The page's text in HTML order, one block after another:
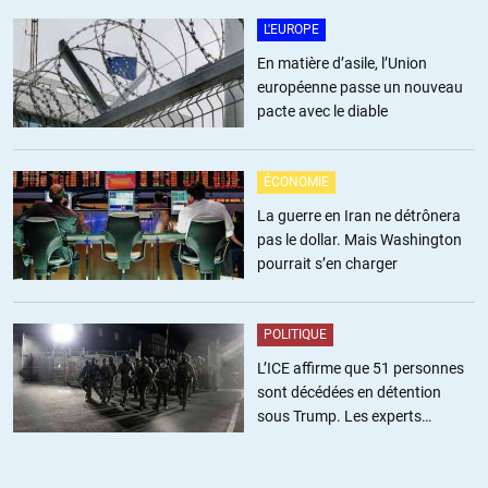
lupo//15.01.2018 à 08h22
le terme démocratie est pas assez explicite …
S’agit-il d’une démocratie directe telle que Suisse et Suède?
Le vote devrait rassembler plus de 70% des voix … à près de 50%
Ou de démocratie représentative ?
Encore faudrait-il une égalité dans la représentation des personnes,
pas juste que ce soit les plus médiatisés qui l’emportent …
+3 ALERTER
Tepavac//15.01.2018 à 17h12
Déjà si nous n’avions pas des médias de M. … avec des
journalistes de M. …. aussi, alors peut être, je dis bien peut être
L'EUROPE
En matière d’asile, l’Union
européenne passe un nouveau
pacte avec le diable
ÉCONOMIE
La guerre en Iran ne détrônera
pas le dollar. Mais Washington
pourrait s’en charger
POLITIQUE
L’ICE affirme que 51 personnes
sont décédées en détention
sous Trump. Les experts